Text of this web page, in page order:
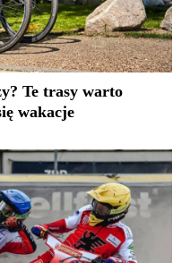
Te trasy warto
wakacje